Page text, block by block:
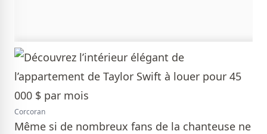
Corcoran
Même si de nombreux fans de la chanteuse ne